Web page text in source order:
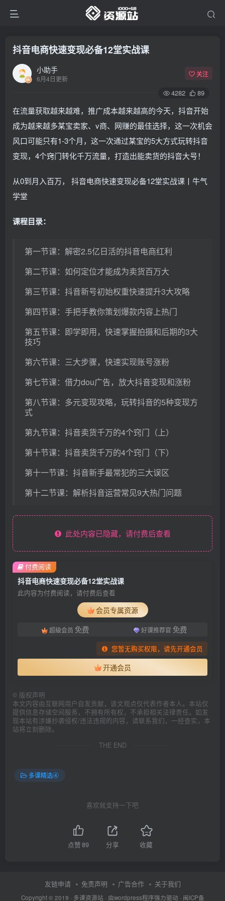
抖音电商快速变现必备12堂实战课
小助手
6月4日更新
关注
4282 89
在流量获取越来越难，推广成本越来越高的今天，抖音开始
成为越来越多某宝卖家、v商、网赚的最佳选择，这一次机会
风口可能只有1-3个月，这一次通过某宝的5大方式玩转抖音
变现，4个窍门转化千万流量，打造出能卖货的抖音大号！
从0到月入百万， 抖音电商快速变现必备12堂实战课丨牛气
学堂
课程目录：
第一节课：解密2.5亿日活的抖音电商红利
第二节课：如何定位才能成为卖货百万大
第三节课：抖音新号初始权重快速提升3大攻略
第四节课：手把手教你策划爆款内容上热门
第五节课：即学即用，快速掌握拍摄和后期的3大
技巧
第六节课：三大步骤，快速实现账号涨粉
第七节课：借力dou广告，放大抖音变现和涨粉
第八节课：多元变现攻略，玩转抖音的5种变现方
式
第九节课：抖音卖货千万的4个窍门（上）
第十节课：抖音卖货千万的4个窍门（下）
第十一节课：抖音新手最常犯的三大误区
第十二节课：解析抖音运营常见9大热门问题
此处内容已隐藏，请付费后查看
抖音电商快速变现必备12堂实战课
此内容为付费阅读，请付费后查看
会员专属资源
超级会员 免费 好课推荐官 免费
您暂无购买权限，请先开通会员
开通会员
付费阅读
© 版权声明
本文内容由互联网用户自发贡献，该文观点仅代表作者本人。本站仅
提供信息存储空间服务，不拥有所有权，不承担相关法律责任。如发
现本站有涉嫌抄袭侵权/违法违规的内容，请联系我们，一经查实，本
站将立刻删除。
THE END
多课精选④
喜欢就支持一下吧
点赞89 分享 收藏
友链申请 免责声明 广告合作 关于我们
Copyright © 2019 · 多课资源站 · 由wordpress程序强力驱动 · 闽ICP备